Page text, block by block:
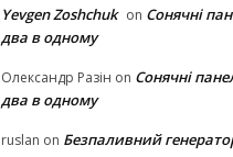
Yevgen Zoshchuk on Сонячні
два в одному
Олександр Разін on Сонячні
два в одному
ruslan on Безпаливний